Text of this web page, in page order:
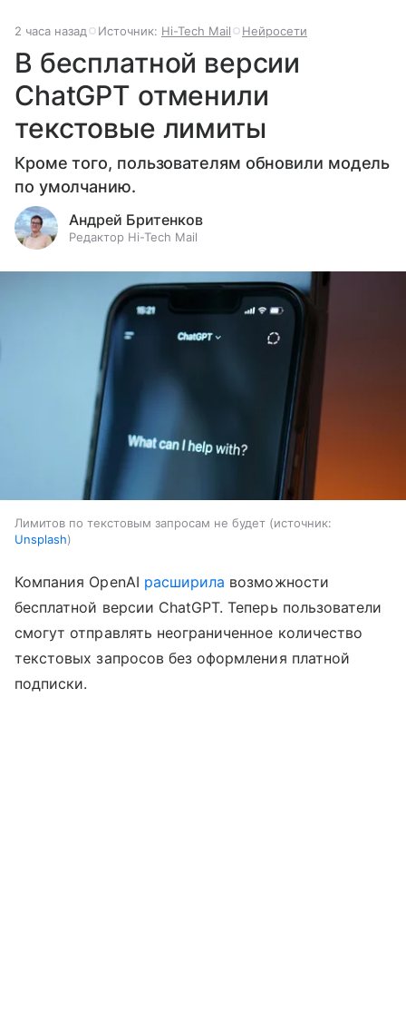
2 часа назад Источник: Hi-Tech Mail Нейросети
В бесплатной версии
ChatGPT отменили
текстовые лимиты
Кроме того, пользователям обновили модель
по умолчанию.
Андрей Бритенков
Редактор Hi-Tech Mail
Лимитов по текстовым запросам не будет
источник:
Unsplash
Компания OpenAI расширила возможности
бесплатной версии ChatGPT. Теперь пользователи
смогут отправлять неограниченное количество
текстовых запросов без оформления платной
подписки.